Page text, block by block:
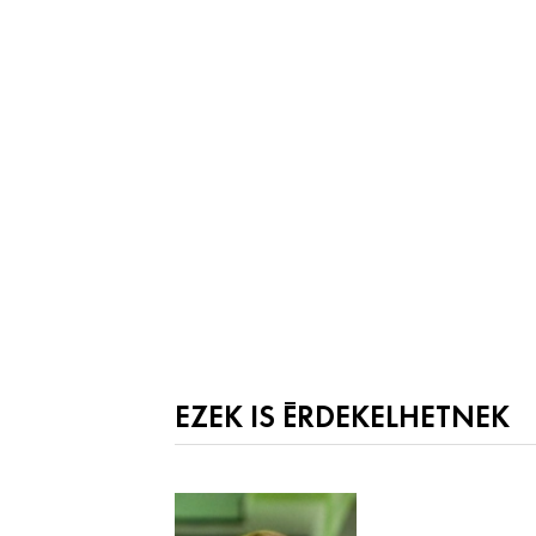
EZEK IS ÉRDEKELHETNEK